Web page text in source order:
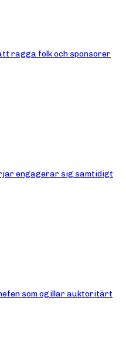
ragga folk och sponsorer
engagerar sig samtidigt
som ogillar auktoritärt